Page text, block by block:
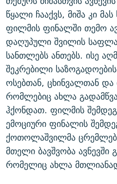
წყალი ჩააქვს, მიშა კი
ფილმის ფინალში თემო
დაღუპული შვილის
სანთლებს ანთებს. ისე
შეკრებილი
ოსებთან, ცხინვალთან
რომლებიც ახლა
ჰქონდათ. ფილმის
ემოციური ფინალის
ქოთოლაშვილმა
მთელი ბავშვობა
რომელიც ახლა